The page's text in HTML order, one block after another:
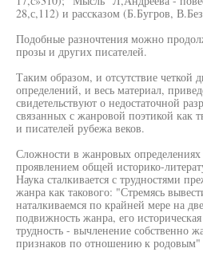
28,с,112) и рассказом (Б.Бугров,
Подобные разночтения можно
прозы и других писателей.
Таким образом, и отсутствие
определений, и весь материал,
свидетельствуют о недостаточной
связанных с жанровой поэтикой как
и писателей рубежа веков.
Сложности в жанровых
проявлением общей историко-
Наука сталкивается с трудностями
жанра как такового: "Стремясь
наталкиваемся по крайней мере на
подвижность жанра, его
трудность - вычленение собственно
признаков по отношению к родовым"